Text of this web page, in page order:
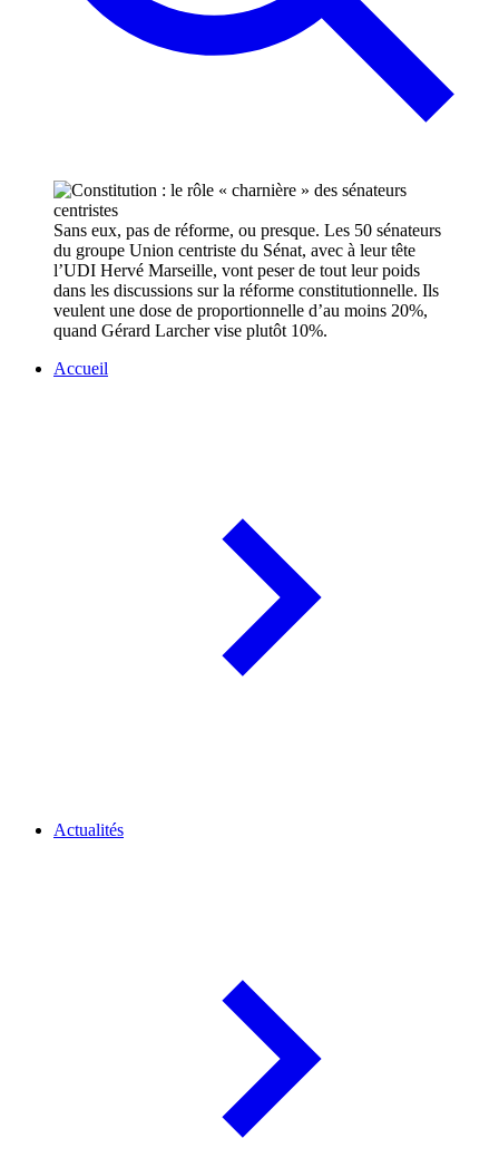
Sans eux, pas de réforme, ou presque. Les 50 sénateurs
du groupe Union centriste du Sénat, avec à leur tête
l’UDI Hervé Marseille, vont peser de tout leur poids
dans les discussions sur la réforme constitutionnelle. Ils
veulent une dose de proportionnelle d’au moins 20%,
quand Gérard Larcher vise plutôt 10%.
Accueil
Actualités